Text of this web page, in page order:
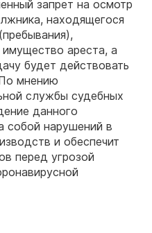
запрет на осмотр
находящегося
ареста, а
будет действовать
мнению
службы судебных
данного
собой нарушений в
и обеспечит
перед угрозой